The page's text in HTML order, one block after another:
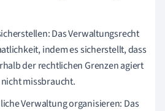
Das Verwaltungsrecht
indem es sicherstellt, dass
der rechtlichen Grenzen agiert
missbraucht.
Verwaltung organisieren: Das